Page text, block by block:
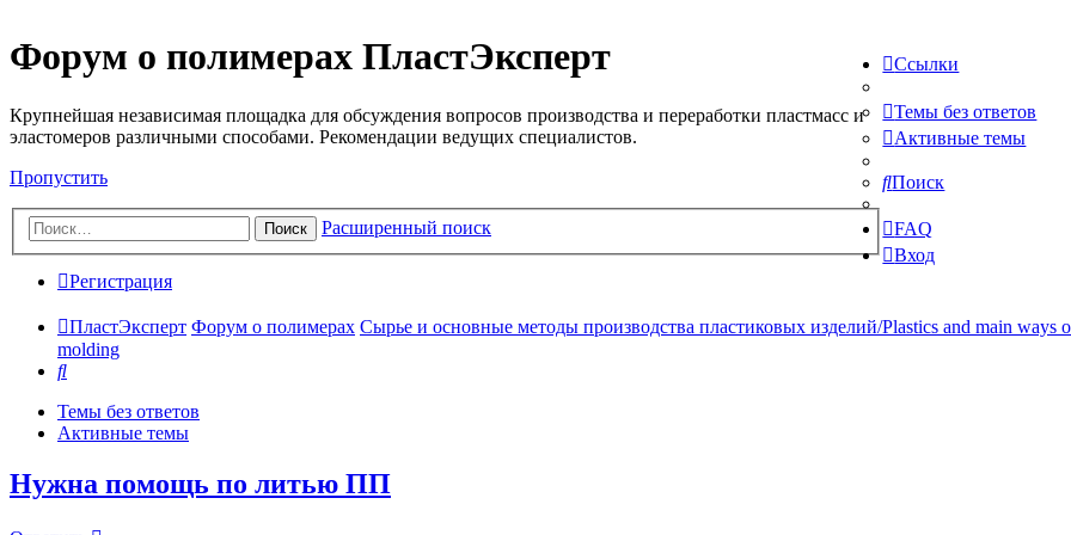
Форум о полимерах ПластЭксперт
Крупнейшая независимая площадка для обсуждения вопросов производства и переработки пластмасс и
эластомеров различными способами. Рекомендации ведущих специалистов.
Пропустить
Поиск Расширенный поиск
Ссылки
Темы без ответов
Активные темы
Поиск
FAQ
Вход
Регистрация
ПластЭксперт Форум о полимерах Сырье и основные методы производства пластиковых изделий/Plastics and main ways
molding
Поиск
Темы без ответов
Активные темы
Нужна помощь по литью ПП